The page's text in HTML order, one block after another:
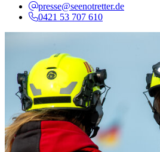
presse@seenotretter.de
0421 53 707 610